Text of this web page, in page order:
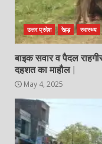
उत्तर प्रदेश रेहड़ स्वास्थ्य
बाइक सवार व पैदल
दहशत का माहौल |
May 4, 2025